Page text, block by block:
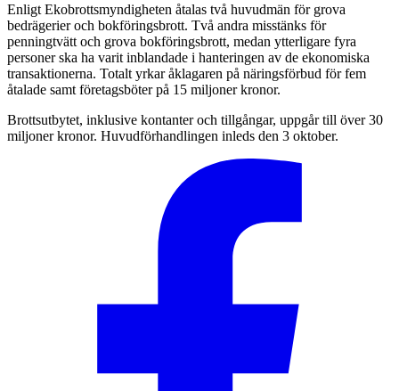
Enligt Ekobrottsmyndigheten åtalas två huvudmän för grova
bedrägerier och bokföringsbrott. Två andra misstänks för
penningtvätt och grova bokföringsbrott, medan ytterligare fyra
personer ska ha varit inblandade i hanteringen av de ekonomiska
transaktionerna. Totalt yrkar åklagaren på näringsförbud för fem
åtalade samt företagsböter på 15 miljoner kronor.
Brottsutbytet, inklusive kontanter och tillgångar, uppgår till över 30
miljoner kronor. Huvudförhandlingen inleds den 3 oktober.